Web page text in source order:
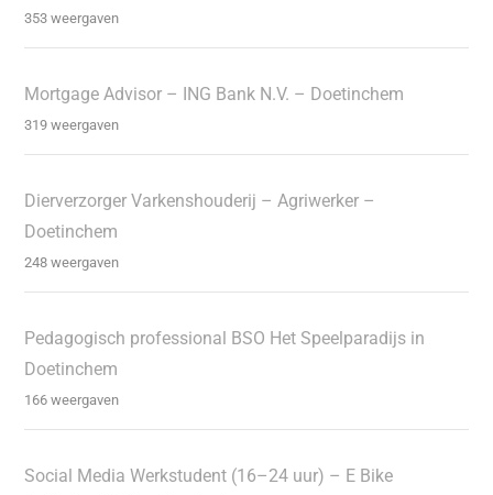
353 weergaven
Mortgage Advisor – ING Bank N.V. – Doetinchem
319 weergaven
Dierverzorger Varkenshouderij – Agriwerker –
Doetinchem
248 weergaven
Pedagogisch professional BSO Het Speelparadijs in
Doetinchem
166 weergaven
Social Media Werkstudent (16–24 uur) – E Bike